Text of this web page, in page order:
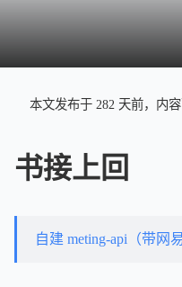
本文发布于 282 天前，内
书接上回
自建 meting-api（带网